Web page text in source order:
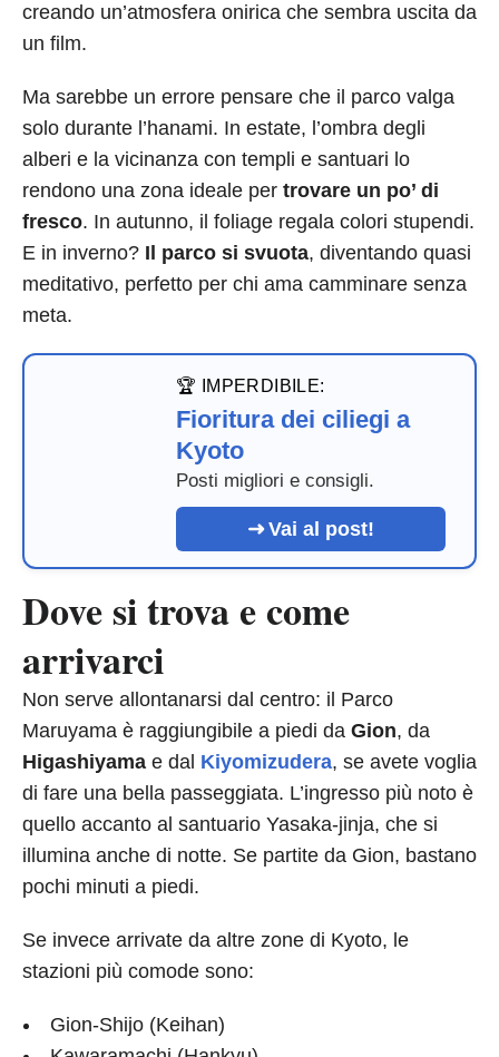
creando un’atmosfera onirica che sembra uscita da
un film.
Ma sarebbe un errore pensare che il parco valga
solo durante l’hanami. In estate, l’ombra degli
alberi e la vicinanza con templi e santuari lo
rendono una zona ideale per trovare un po’ di
fresco. In autunno, il foliage regala colori stupendi.
E in inverno? Il parco si svuota, diventando quasi
meditativo, perfetto per chi ama camminare senza
meta.
🏆 IMPERDIBILE:
Fioritura dei ciliegi a
Kyoto
Posti migliori e consigli.
Vai al post!
Dove si trova e come
arrivarci
Non serve allontanarsi dal centro: il Parco
Maruyama è raggiungibile a piedi da Gion, da
Higashiyama e dal Kiyomizudera, se avete voglia
di fare una bella passeggiata. L’ingresso più noto è
quello accanto al santuario Yasaka-jinja, che si
illumina anche di notte. Se partite da Gion, bastano
pochi minuti a piedi.
Se invece arrivate da altre zone di Kyoto, le
stazioni più comode sono:
Gion-Shijo (Keihan)